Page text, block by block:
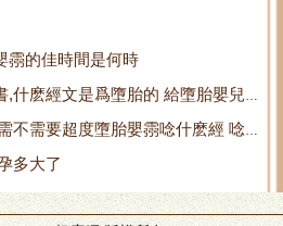
霛的佳時間是何時
什麽經文是爲墮胎的 給墮胎嬰兒燒
不需要超度墮胎嬰霛唸什麽經 唸往
多大了